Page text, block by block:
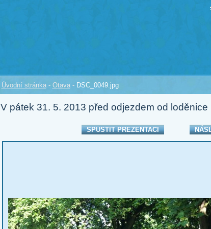
Úvodní stránka - Otava - DSC_0049.jpg
V pátek 31. 5. 2013 před odjezdem od loděnice
SPUSTIT PREZENTACI